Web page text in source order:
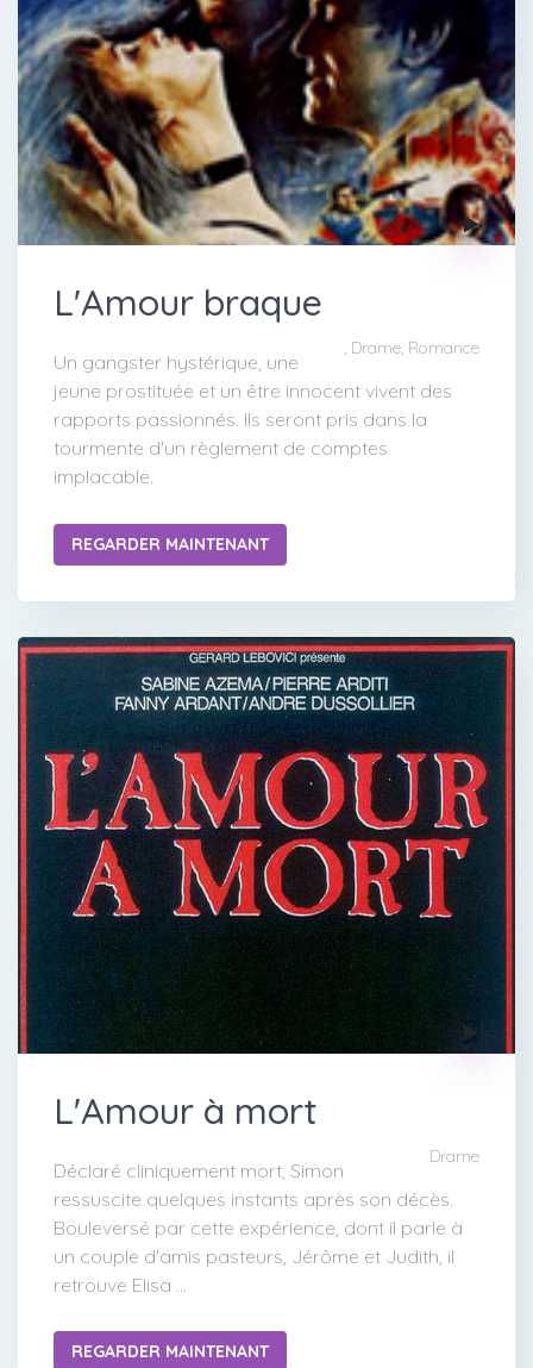
L'Amour braque
, Drame, Romance
Un gangster hystérique, une
jeune prostituée et un être innocent vivent des
rapports passionnés. Ils seront pris dans la
tourmente d'un règlement de comptes
implacable.
REGARDER MAINTENANT
L'Amour à mort
Drame
Déclaré cliniquement mort, Simon
ressuscite quelques instants après son décès.
Bouleversé par cette expérience, dont il parle à
un couple d'amis pasteurs, Jérôme et Judith, il
retrouve Elisa ...
REGARDER MAINTENANT